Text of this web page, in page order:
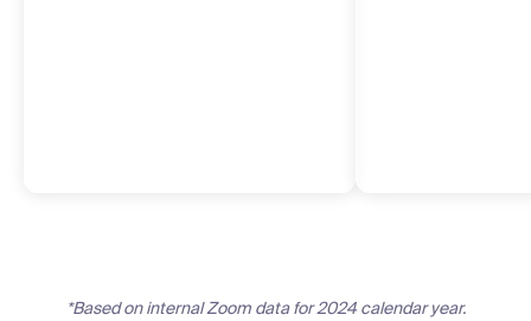
*Based on internal Zoom data for 2024 calendar year.